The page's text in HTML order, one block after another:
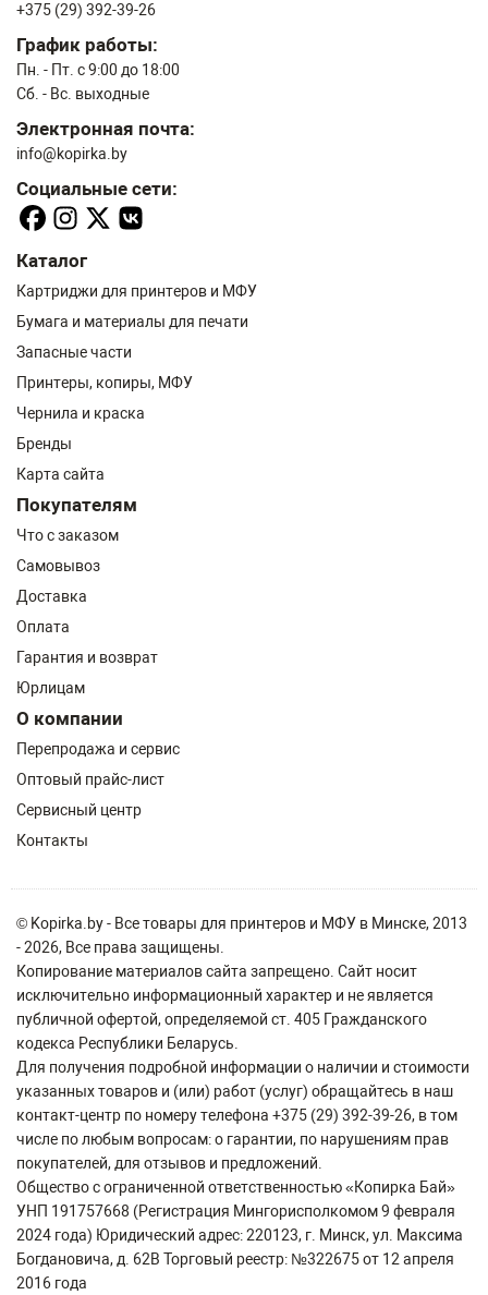
+375 (29) 392-39-26
График работы:
Пн. - Пт. с 9:00 до 18:00
Сб. - Вс. выходные
Электронная почта:
info@kopirka.by
Социальные сети:
Каталог
Картриджи для принтеров и МФУ
Бумага и материалы для печати
Запасные части
Принтеры, копиры, МФУ
Чернила и краска
Бренды
Карта сайта
Покупателям
Что с заказом
Самовывоз
Доставка
Оплата
Гарантия и возврат
Юрлицам
О компании
Перепродажа и сервис
Оптовый прайс-лист
Сервисный центр
Контакты
© Kopirka.by - Все товары для принтеров и МФУ в Минске, 2013
- 2026, Все права защищены.
Копирование материалов сайта запрещено. Сайт носит
исключительно информационный характер и не является
публичной офертой, определяемой ст. 405 Гражданского
кодекса Республики Беларусь.
Для получения подробной информации о наличии и стоимости
указанных товаров и (или) работ (услуг) обращайтесь в наш
контакт-центр по номеру телефона +375 (29) 392-39-26, в том
числе по любым вопросам: о гарантии, по нарушениям прав
покупателей, для отзывов и предложений.
Общество с ограниченной ответственностью «Копирка Бай»
УНП 191757668 (Регистрация Мингорисполкомом 9 февраля
2024 года) Юридический адрес: 220123, г. Минск, ул. Максима
Богдановича, д. 62В Торговый реестр: №322675 от 12 апреля
2016 года